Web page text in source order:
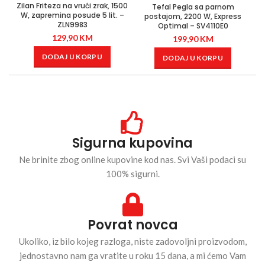
Zilan Friteza na vrući zrak, 1500
W, zapremina posude 5 lit. –
ZLN9983
129,90KM
DODAJ U KORPU
Tefal Pegla sa parnom
postajom, 2200 W, Express
Optimal – SV4110E0
199,90KM
DODAJ U KORPU
Sigurna kupovina
Ne brinite zbog online kupovine kod nas. Svi Vaši podaci su
100% sigurni.
Povrat novca
Ukoliko, iz bilo kojeg razloga, niste zadovoljni proizvodom,
jednostavno nam ga vratite u roku 15 dana, a mi ćemo Vam